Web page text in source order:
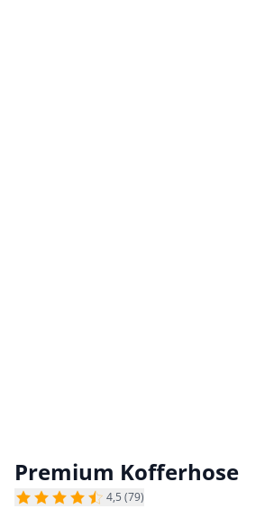
Premium Kofferhose
4,5 (79)